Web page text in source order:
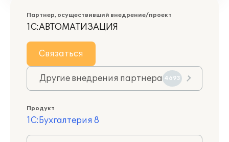
Партнер, осуществивший внедрение/проект
1С:АВТОМАТИЗАЦИЯ
Связаться
Другие внедрения партнера 4693
Продукт
1С:Бухгалтерия 8